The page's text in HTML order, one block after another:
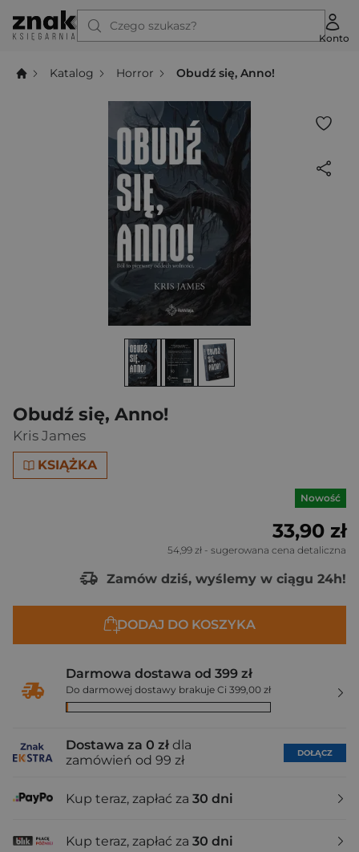
Czego szukasz?
Konto
Katalog Horror Obudź się, Anno!
Obudź się, Anno!
Kris James
KSIĄŻKA
Nowość
33,90 zł
54,99 zł - sugerowana cena detaliczna
Zamów dziś, wyślemy w ciągu 24h!
DODAJ DO KOSZYKA
Darmowa dostawa od 399 zł
Do darmowej dostawy brakuje Ci 399,00 zł
Dostawa za 0 zł dla
zamówień od 99 zł
DOŁĄCZ
Kup teraz, zapłać za 30 dni
Kup teraz, zapłać za 30 dni